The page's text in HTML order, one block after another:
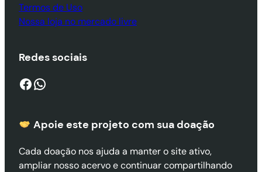
Termos de Uso
Nossa loja no mercado livre
Redes sociais
Facebook WhatsApp
Apoie este projeto com sua doação
Cada doação nos ajuda a manter o site ativo,
ampliar nosso acervo e continuar compartilhando